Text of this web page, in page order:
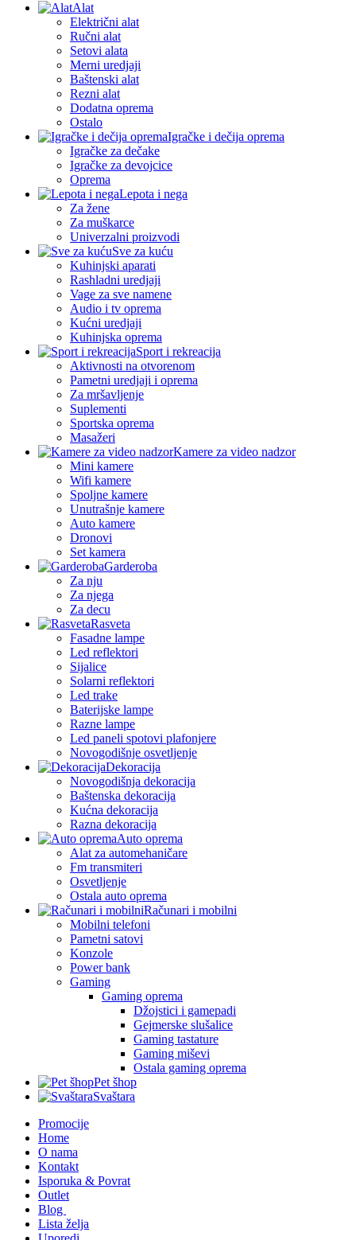
Alat
Električni alat
Ručni alat
Setovi alata
Merni uredjaji
Baštenski alat
Rezni alat
Dodatna oprema
Ostalo
Igračke i dečija oprema
Igračke za dečake
Igračke za devojcice
Oprema
Lepota i nega
Za žene
Za muškarce
Univerzalni proizvodi
Sve za kuću
Kuhinjski aparati
Rashladni uredjaji
Vage za sve namene
Audio i tv oprema
Kućni uredjaji
Kuhinjska oprema
Sport i rekreacija
Aktivnosti na otvorenom
Pametni uredjaji i oprema
Za mršavljenje
Suplementi
Sportska oprema
Masažeri
Kamere za video nadzor
Mini kamere
Wifi kamere
Spoljne kamere
Unutrašnje kamere
Auto kamere
Dronovi
Set kamera
Garderoba
Za nju
Za njega
Za decu
Rasveta
Fasadne lampe
Led reflektori
Sijalice
Solarni reflektori
Led trake
Baterijske lampe
Razne lampe
Led paneli spotovi plafonjere
Novogodišnje osvetljenje
Dekoracija
Novogodišnja dekoracija
Baštenska dekoracija
Kućna dekoracija
Razna dekoracija
Auto oprema
Alat za automehaničare
Fm transmiteri
Osvetljenje
Ostala auto oprema
Računari i mobilni
Mobilni telefoni
Pametni satovi
Konzole
Power bank
Gaming
Gaming oprema
Džojstici i gamepadi
Gejmerske slušalice
Gaming tastature
Gaming miševi
Ostala gaming oprema
Pet šhop
Svaštara
Promocije
Home
O nama
Kontakt
Isporuka & Povrat
Outlet
Blog
Lista želja